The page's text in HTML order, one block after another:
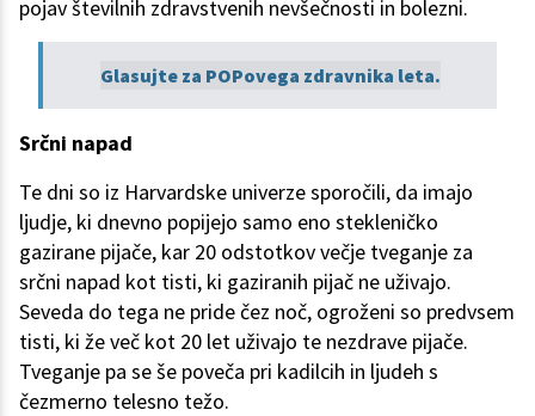
pojav številnih zdravstvenih nevšečnosti in bolezni.
Glasujte za POPovega zdravnika leta.
Srčni napad
Te dni so iz Harvardske univerze sporočili, da imajo
ljudje, ki dnevno popijejo samo eno stekleničko
gazirane pijače, kar 20 odstotkov večje tveganje za
srčni napad kot tisti, ki gaziranih pijač ne uživajo.
Seveda do tega ne pride čez noč, ogroženi so predvsem
tisti, ki že več kot 20 let uživajo te nezdrave pijače.
Tveganje pa se še poveča pri kadilcih in ljudeh s
čezmerno telesno težo.